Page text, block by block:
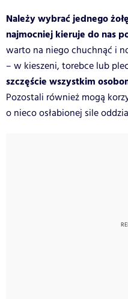
Należy wybrać jednego
najmocniej kieruje do nas
warto na niego chuchnąć i
– w kieszeni, torebce lub
szczęście wszystkim
Pozostali również mogą
o nieco osłabionej sile